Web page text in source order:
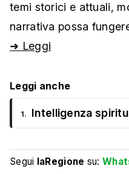
temi storici e attuali,
narrativa possa
➜ Leggi
Leggi anche
1. Intelligenza
Segui laRegione su: